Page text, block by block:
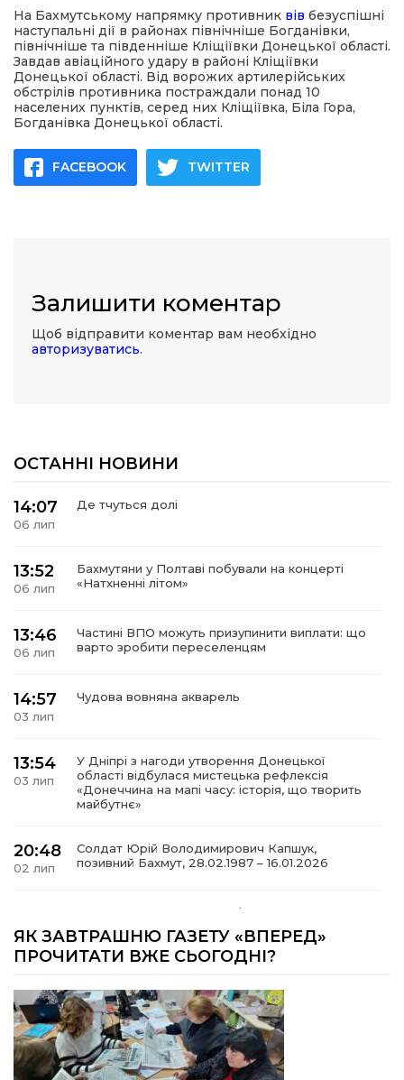
політика
місія
На Бахмутському напрямку противник вів безуспішні
наступальні дії в районах північніше Богданівки,
північніше та південніше Кліщіївки Донецької області.
Завдав авіаційного удару в районі Кліщіївки
Донецької області. Від ворожих артилерійських
обстрілів противника постраждали понад 10
населених пунктів, серед них Кліщіївка, Біла Гора,
Богданівка Донецької області.
FACEBOOK TWITTER
Залишити коментар
Щоб відправити коментар вам необхідно
авторизуватись.
ОСТАННІ НОВИНИ
14:07
06 лип
Де тчуться долі
13:52
06 лип
Бахмутяни у Полтаві побували на концерті
«Натхненні літом»
13:46
06 лип
Частині ВПО можуть призупинити виплати: що
варто зробити переселенцям
14:57
03 лип
Чудова вовняна акварель
13:54
03 лип
У Дніпрі з нагоди утворення Донецької
області відбулася мистецька рефлексія
«Донеччина на мапі часу: історія, що творить
майбутнє»
20:48
02 лип
Солдат Юрій Володимирович Капшук,
позивний Бахмут, 28.02.1987 – 16.01.2026
02 лип
Бахмут танцює, Бахмут співає…
30 чер
на фестивалі «Молодий борщ – 2026»
11:34
30 чер
Частина ВПО більше не отримає житловий
ваучер: що зміниться з 1 серпня
ЯК ЗАВТРАШНЮ ГАЗЕТУ «ВПЕРЕД»
ПРОЧИТАТИ ВЖЕ СЬОГОДНІ?